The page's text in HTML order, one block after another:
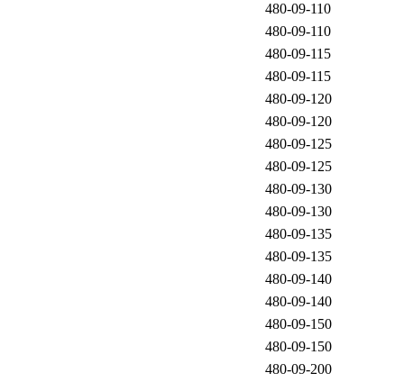
480-09-110
480-09-110
480-09-115
480-09-115
480-09-120
480-09-120
480-09-125
480-09-125
480-09-130
480-09-130
480-09-135
480-09-135
480-09-140
480-09-140
480-09-150
480-09-150
480-09-200